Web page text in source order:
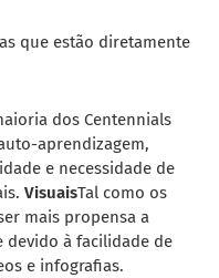
que estão diretamente
dos Centennials
aprendizagem,
e necessidade de
VisuaisTal como os
mais propensa a
devido à facilidade de
e infografias.